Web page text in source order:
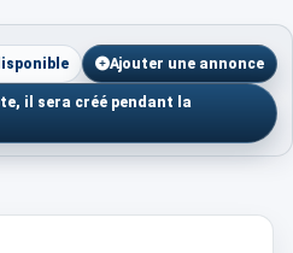
Ajouter une annonce
il sera créé pendant la